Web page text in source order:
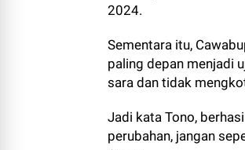
2024.
Sementara itu,
paling depan menjadi
sara dan tidak
Jadi kata Tono,
perubahan, jangan